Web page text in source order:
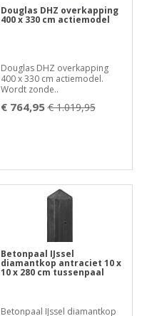
Douglas DHZ overkapping
400 x 330 cm actiemodel
Douglas DHZ overkapping
400 x 330 cm actiemodel.
Wordt zonde..
€ 764,95 € 1.019,95
Betonpaal IJssel
diamantkop antraciet 10 x
10 x 280 cm tussenpaal
Betonpaal IJssel diamantkop